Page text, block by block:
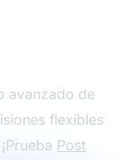
avanzado de
flexibles
Post